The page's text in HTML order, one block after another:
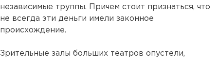
независимые труппы. Причем стоит признаться, что
не всегда эти деньги имели законное
происхождение.
Зрительные залы больших театров опустели,